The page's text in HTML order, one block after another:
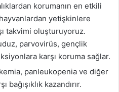
korumanın en etkili
yetişkinlere
takvimi oluşturuyoruz.
parvovirüs, gençlik
karşı koruma sağlar.
panleukopenia ve diğer
kazandırır.